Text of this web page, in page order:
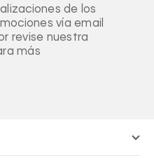
de los
vía email
revise nuestra
más